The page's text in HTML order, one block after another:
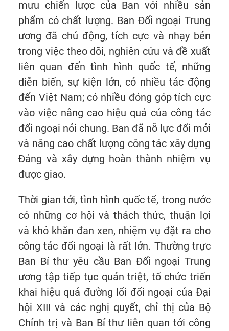
mưu chiến lược của Ban với nhiều sản
phẩm có chất lượng. Ban Đối ngoại Trung
ương đã chủ động, tích cực và nhạy bén
trong việc theo dõi, nghiên cứu và đề xuất
liên quan đến tình hình quốc tế, những
diễn biến, sự kiện lớn, có nhiều tác động
đến Việt Nam; có nhiều đóng góp tích cực
vào việc nâng cao hiệu quả của công tác
đối ngoại nói chung. Ban đã nỗ lực đổi mới
và nâng cao chất lượng công tác xây dựng
Đảng và xây dựng hoàn thành nhiệm vụ
được giao.
Thời gian tới, tình hình quốc tế, trong nước
có những cơ hội và thách thức, thuận lợi
và khó khăn đan xen, nhiệm vụ đặt ra cho
công tác đối ngoại là rất lớn. Thường trực
Ban Bí thư yêu cầu Ban Đối ngoại Trung
ương tập tiếp tục quán triệt, tổ chức triển
khai hiệu quả đường lối đối ngoại của Đại
hội XIII và các nghị quyết, chỉ thị của Bộ
Chính trị và Ban Bí thư liên quan tới công